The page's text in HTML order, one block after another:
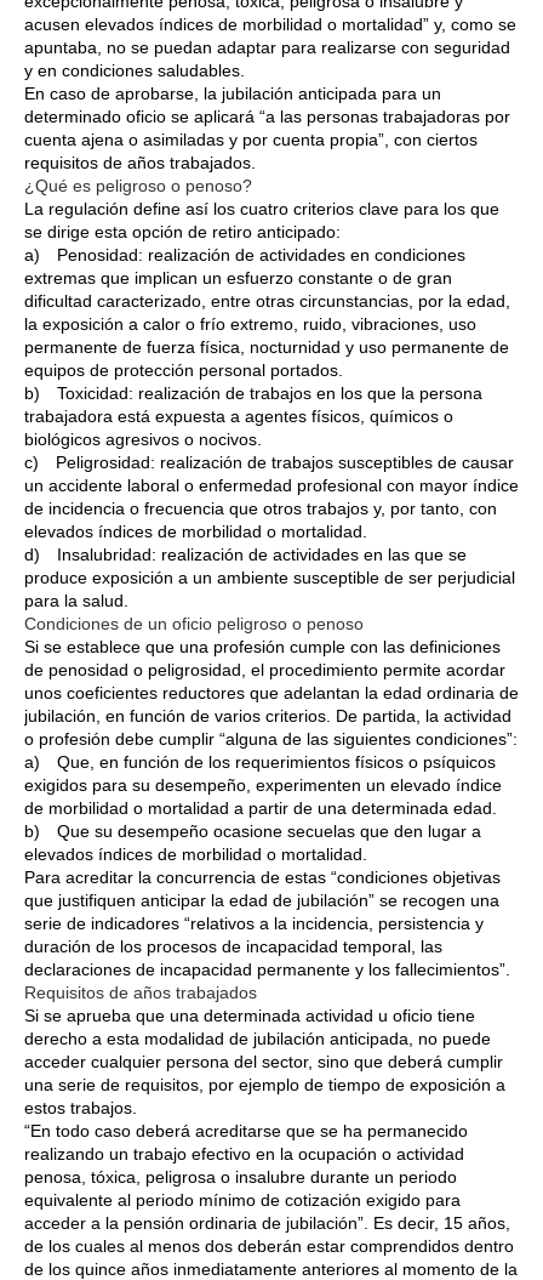
acusen elevados índices de morbilidad o mortalidad” y, como se
apuntaba, no se puedan adaptar para realizarse con seguridad
y en condiciones saludables.
En caso de aprobarse, la jubilación anticipada para un
determinado oficio se aplicará “a las personas trabajadoras por
cuenta ajena o asimiladas y por cuenta propia”, con ciertos
requisitos de años trabajados.
¿Qué es peligroso o penoso?
La regulación define así los cuatro criterios clave para los que
se dirige esta opción de retiro anticipado:
a) Penosidad: realización de actividades en condiciones
extremas que implican un esfuerzo constante o de gran
dificultad caracterizado, entre otras circunstancias, por la edad,
la exposición a calor o frío extremo, ruido, vibraciones, uso
permanente de fuerza física, nocturnidad y uso permanente de
equipos de protección personal portados.
b) Toxicidad: realización de trabajos en los que la persona
trabajadora está expuesta a agentes físicos, químicos o
biológicos agresivos o nocivos.
c) Peligrosidad: realización de trabajos susceptibles de causar
un accidente laboral o enfermedad profesional con mayor índice
de incidencia o frecuencia que otros trabajos y, por tanto, con
elevados índices de morbilidad o mortalidad.
d) Insalubridad: realización de actividades en las que se
produce exposición a un ambiente susceptible de ser perjudicial
para la salud.
Condiciones de un oficio peligroso o penoso
Si se establece que una profesión cumple con las definiciones
de penosidad o peligrosidad, el procedimiento permite acordar
unos coeficientes reductores que adelantan la edad ordinaria de
jubilación, en función de varios criterios. De partida, la actividad
o profesión debe cumplir “alguna de las siguientes condiciones”:
a) Que, en función de los requerimientos físicos o psíquicos
exigidos para su desempeño, experimenten un elevado índice
de morbilidad o mortalidad a partir de una determinada edad.
b) Que su desempeño ocasione secuelas que den lugar a
elevados índices de morbilidad o mortalidad.
Para acreditar la concurrencia de estas “condiciones objetivas
que justifiquen anticipar la edad de jubilación” se recogen una
serie de indicadores “relativos a la incidencia, persistencia y
duración de los procesos de incapacidad temporal, las
declaraciones de incapacidad permanente y los fallecimientos”.
Requisitos de años trabajados
Si se aprueba que una determinada actividad u oficio tiene
derecho a esta modalidad de jubilación anticipada, no puede
acceder cualquier persona del sector, sino que deberá cumplir
una serie de requisitos, por ejemplo de tiempo de exposición a
estos trabajos.
“En todo caso deberá acreditarse que se ha permanecido
realizando un trabajo efectivo en la ocupación o actividad
penosa, tóxica, peligrosa o insalubre durante un periodo
equivalente al periodo mínimo de cotización exigido para
acceder a la pensión ordinaria de jubilación”. Es decir, 15 años,
de los cuales al menos dos deberán estar comprendidos dentro
de los quince años inmediatamente anteriores al momento de la